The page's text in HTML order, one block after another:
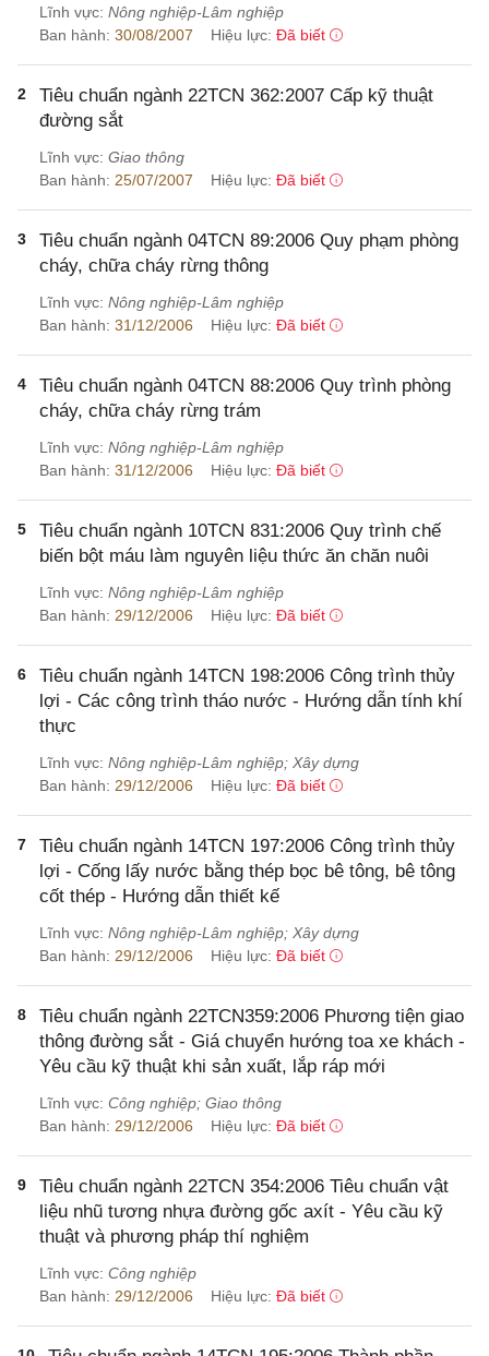
Lĩnh vực: Nông nghiệp-Lâm nghiệp
Ban hành: 30/08/2007 Hiệu lực: Đã biết
2
Tiêu chuẩn ngành 22TCN 362:2007 Cấp kỹ thuật
đường sắt
Lĩnh vực: Giao thông
Ban hành: 25/07/2007 Hiệu lực: Đã biết
3
Tiêu chuẩn ngành 04TCN 89:2006 Quy phạm phòng
cháy, chữa cháy rừng thông
Lĩnh vực: Nông nghiệp-Lâm nghiệp
Ban hành: 31/12/2006 Hiệu lực: Đã biết
4
Tiêu chuẩn ngành 04TCN 88:2006 Quy trình phòng
cháy, chữa cháy rừng trám
Lĩnh vực: Nông nghiệp-Lâm nghiệp
Ban hành: 31/12/2006 Hiệu lực: Đã biết
5
Tiêu chuẩn ngành 10TCN 831:2006 Quy trình chế
biến bột máu làm nguyên liệu thức ăn chăn nuôi
Lĩnh vực: Nông nghiệp-Lâm nghiệp
Ban hành: 29/12/2006 Hiệu lực: Đã biết
6
Tiêu chuẩn ngành 14TCN 198:2006 Công trình thủy
lợi - Các công trình tháo nước - Hướng dẫn tính khí
thực
Lĩnh vực: Nông nghiệp-Lâm nghiệp; Xây dựng
Ban hành: 29/12/2006 Hiệu lực: Đã biết
7
Tiêu chuẩn ngành 14TCN 197:2006 Công trình thủy
lợi - Cống lấy nước bằng thép bọc bê tông, bê tông
cốt thép - Hướng dẫn thiết kế
Lĩnh vực: Nông nghiệp-Lâm nghiệp; Xây dựng
Ban hành: 29/12/2006 Hiệu lực: Đã biết
8
Tiêu chuẩn ngành 22TCN359:2006 Phương tiện giao
thông đường sắt - Giá chuyển hướng toa xe khách -
Yêu cầu kỹ thuật khi sản xuất, lắp ráp mới
Lĩnh vực: Công nghiệp; Giao thông
Ban hành: 29/12/2006 Hiệu lực: Đã biết
9
Tiêu chuẩn ngành 22TCN 354:2006 Tiêu chuẩn vật
liệu nhũ tương nhựa đường gốc axít - Yêu cầu kỹ
thuật và phương pháp thí nghiệm
Lĩnh vực: Công nghiệp
Ban hành: 29/12/2006 Hiệu lực: Đã biết